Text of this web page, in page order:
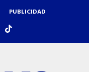
PUBLICIDAD